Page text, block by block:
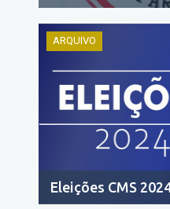
ARQUIVO
Eleições CMS